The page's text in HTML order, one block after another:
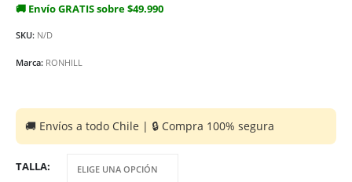
🚚 Envío GRATIS sobre $49.990
SKU: N/D
Marca: RONHILL
TALLA